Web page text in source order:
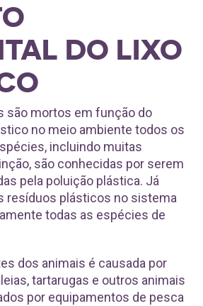
DO LIXO
são mortos em função do
no meio ambiente todos os
incluindo muitas
são conhecidas por serem
pela poluição plástica. Já
resíduos plásticos no sistema
todas as espécies de
dos animais é causada por
tartarugas e outros animais
por equipamentos de pesca